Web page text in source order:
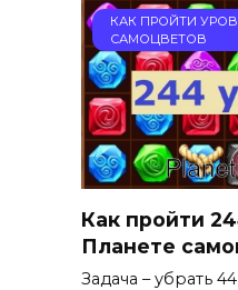
КАК ПРОЙТИ
САМОЦВЕТОВ
Как пройти
Планете
Задача – убрать